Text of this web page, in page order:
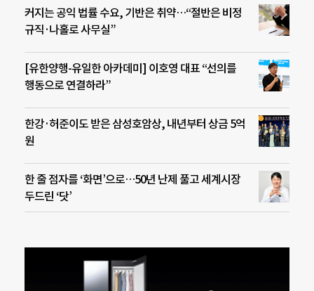
커지는 공익 법률 수요, 기반은 취약…“절반은 비정
규직·나홀로 사무실”
[유한양행-유일한 아카데미] 이호영 대표 “선의를
행동으로 연결하라”
한강·허준이도 받은 삼성호암상, 내년부터 상금 5억
원
한 줄 점자를 ‘화면’으로…50년 난제 풀고 세계시장
두드린 ‘닷’